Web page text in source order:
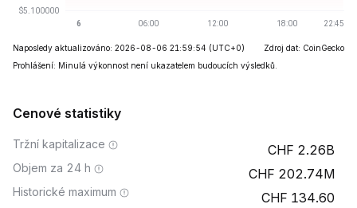
Naposledy aktualizováno: 2026-08-06 21:59:54 (UTC+0)
Zdroj dat: CoinGecko
Prohlášení: Minulá výkonnost není ukazatelem budoucích výsledků.
Cenové statistiky
Tržní kapitalizace 2.26B
Objem za 24 h 202.74M
Historické maximum 134.60